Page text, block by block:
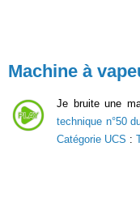
Machine à
Je bruite une
technique n°50
Catégorie UCS :